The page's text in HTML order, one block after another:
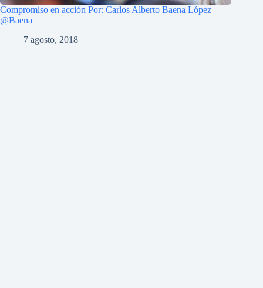
Compromiso en acción Por: Carlos Alberto Baena López
@Baena
7 agosto, 2018